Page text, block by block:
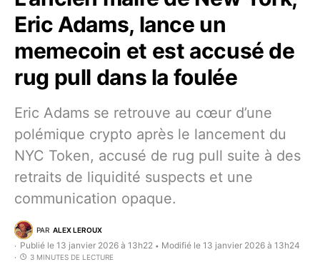
Eric Adams, lance un
memecoin et est accusé de
rug pull dans la foulée
Eric Adams se retrouve au cœur d’une
polémique crypto après le lancement du
NYC Token, accusé de rug pull suite à des
retraits de liquidité suspects et une
communication opaque.
PAR ALEX LEROUX
Publié le 13 janvier 2026 à 13h22 • Modifié le 13 janvier 2026 à 13h24
3 MINUTES DE LECTURE